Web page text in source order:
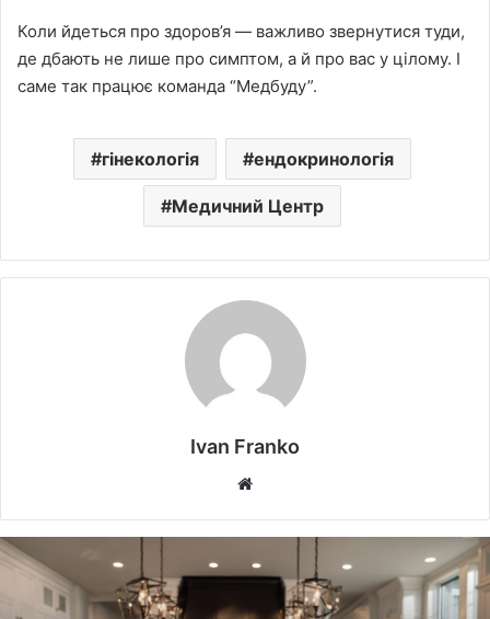
Коли йдеться про здоров’я — важливо звернутися туди,
де дбають не лише про симптом, а й про вас у цілому. І
саме так працює команда “Медбуду”.
гінекологія ендокринологія
Медичний Центр
Ivan Franko